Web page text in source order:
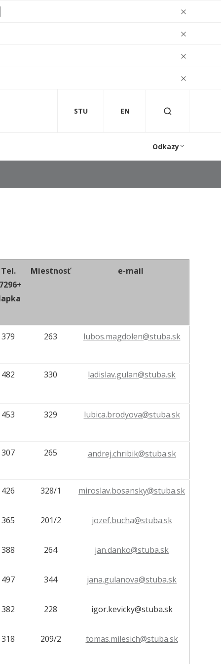
STU EN
Odkazy
Tel.
Miestnosť e-mail
379 263 lubos.magdolen@stuba.sk
482 330 ladislav.gulan@stuba.sk
453 329 lubica.brodyova@stuba.sk
307 265 andrej.chribik@stuba.sk
426
365
388
497
382
318
328/1
201/2
264
344
228
209/2
miroslav.bosansky@stuba.sk
jozef.bucha@stuba.sk
jan.danko@stuba.sk
jana.gulanova@stuba.sk
igor.kevicky@stuba.sk
tomas.milesich@stuba.sk